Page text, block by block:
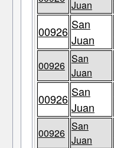
Juan
00926 San
Juan
00926
San
Juan
00926 San
Juan
00926
San
Juan